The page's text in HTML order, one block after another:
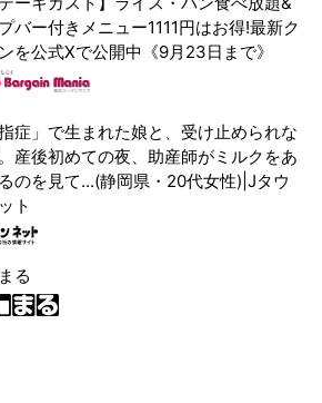
バー付きメニュー1111円はお得!最新ク
を公式Xで公開中《9月23日まで》
指症」で生まれた娘と、受け止められな
産後初めての夜、助産師がミルクをあ
のを見て...(静岡県・20代女性)|Jタウ
ト
る